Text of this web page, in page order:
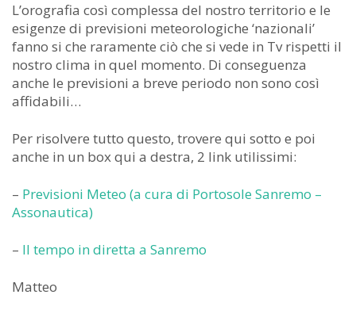
L’orografia così complessa del nostro territorio e le
esigenze di previsioni meteorologiche ‘nazionali’
fanno si che raramente ciò che si vede in Tv rispetti il
nostro clima in quel momento. Di conseguenza
anche le previsioni a breve periodo non sono così
affidabili…
Per risolvere tutto questo, trovere qui sotto e poi
anche in un box qui a destra, 2 link utilissimi:
– Previsioni Meteo (a cura di Portosole Sanremo –
Assonautica)
– Il tempo in diretta a Sanremo
Matteo